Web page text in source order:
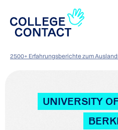
2500+ Erfahrungsberichte zum
UNIVERSITY